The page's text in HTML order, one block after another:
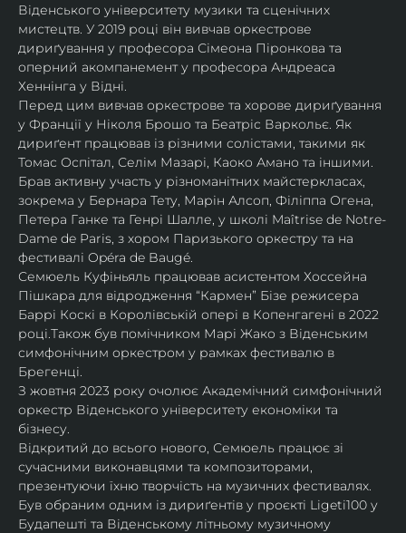
Віденського університету музики та сценічних
мистецтв. У 2019 році він вивчав оркестрове
дириґування у професора Сімеона Піронкова та
оперний акомпанемент у професора Андреаса
Хеннінга у Відні.
Перед цим вивчав оркестрове та хорове дириґування
у Франції у Ніколя Брошо та Беатріс Варкольє. Як
дириґент працював із різними солістами, такими як
Томас Оспітал, Селім Мазарі, Каоко Амано та іншими.
Брав активну участь у різноманітних майстеркласах,
зокрема у Бернара Тету, Марін Алсоп, Філіппа Огена,
Петера Ганке та Генрі Шалле, у школі Maîtrise de Notre-
Dame de Paris, з хором Паризького оркестру та на
фестивалі Opéra de Baugé.
Семюель Куфіньяль працював асистентом Хоссейна
Пішкара для відродження “Кармен” Бізе режисера
Баррі Коскі в Королівській опері в Копенгагені в 2022
році.Також був помічником Марі Жако з Віденським
симфонічним оркестром у рамках фестивалю в
Брегенці.
З жовтня 2023 року очолює Академічний симфонічний
оркестр Віденського університету економіки та
бізнесу.
Відкритий до всього нового, Семюель працює зі
сучасними виконавцями та композиторами,
презентуючи їхню творчість на музичних фестивалях.
Був обраним одним із дириґентів у проєкті Ligeti100 у
Будапешті та Віденському літньому музичному